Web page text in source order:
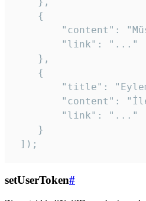
    {
"content":
        "link": "..."
    },
    {
"title":
"content":
        "link": "..."
    }
]);
setUserToken#